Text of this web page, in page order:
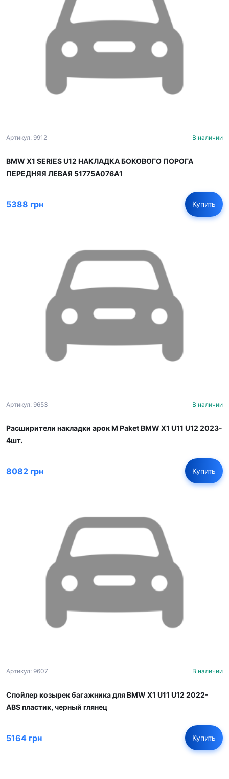
Артикул: 9912 В наличии
BMW X1 SERIES U12 НАКЛАДКА БОКОВОГО ПОРОГА
ПЕРЕДНЯЯ ЛЕВАЯ 51775A076A1
5388 грн Купить
Артикул: 9653 В наличии
Расширители накладки арок M Paket BMW X1 U11 U12 2023-
4шт.
8082 грн Купить
Артикул: 9607 В наличии
Спойлер козырек багажника для BMW X1 U11 U12 2022-
ABS пластик, черный глянец
5164 грн Купить